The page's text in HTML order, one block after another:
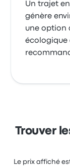
Un trajet
génère
une option
écologique
Trouver
Le prix affiché